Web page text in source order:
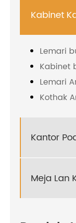
Kabinet
Lemari
Kabinet
Lemari
Kothak
Kantor
Meja Lan